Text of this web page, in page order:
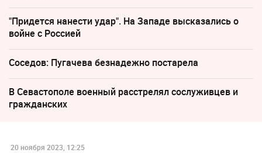
"Придется нанести удар". На Западе высказались о
войне с Россией
Соседов: Пугачева безнадежно постарела
В Севастополе военный расстрелял сослуживцев и
гражданских
20 ноября 2023, 12:25